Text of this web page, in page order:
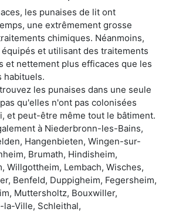
les punaises de lit ont
une extrêmement grosse
chimiques. Néanmoins,
et utilisant des traitements
et nettement plus efficaces que les
habituels.
les punaises dans une seule
qu'elles n'ont pas colonisées
et peut-être même tout le bâtiment.
à Niederbronn-les-Bains,
Hangenbieten, Wingen-sur-
Brumath, Hindisheim,
Willgottheim, Lembach, Wisches,
Benfeld, Duppigheim, Fegersheim,
Muttersholtz, Bouxwiller,
la-Ville, Schleithal,